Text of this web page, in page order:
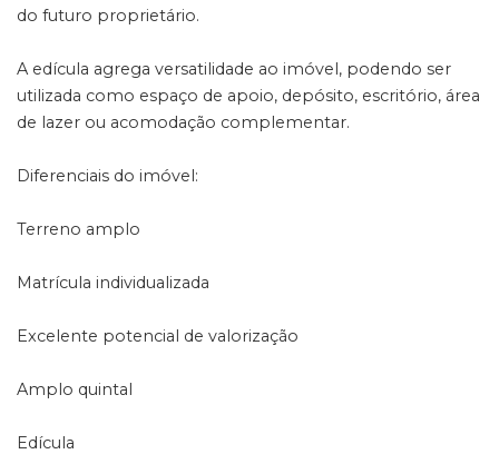
do futuro proprietário.
A edícula agrega versatilidade ao imóvel, podendo ser
utilizada como espaço de apoio, depósito, escritório, área
de lazer ou acomodação complementar.
Diferenciais do imóvel:
Terreno amplo
Matrícula individualizada
Excelente potencial de valorização
Amplo quintal
Edícula